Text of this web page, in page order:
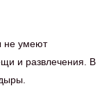
не умеют
и развлечения. В